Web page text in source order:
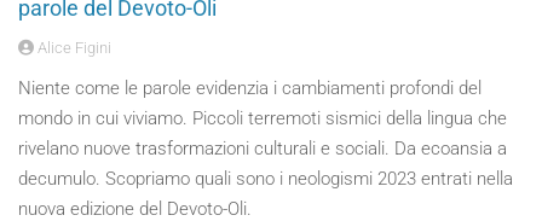
parole del Devoto-Oli
Alice Figini
Niente come le parole evidenzia i cambiamenti profondi del
mondo in cui viviamo. Piccoli terremoti sismici della lingua che
rivelano nuove trasformazioni culturali e sociali. Da ecoansia a
decumulo. Scopriamo quali sono i neologismi 2023 entrati nella
nuova edizione del Devoto-Oli.